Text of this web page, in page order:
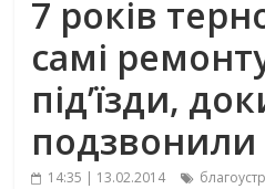
7 років
самі
під’їзди,
подзвонили
14:35 | 13.02.2014